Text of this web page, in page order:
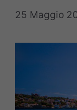
25 Maggio